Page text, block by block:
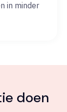
in minder
doen